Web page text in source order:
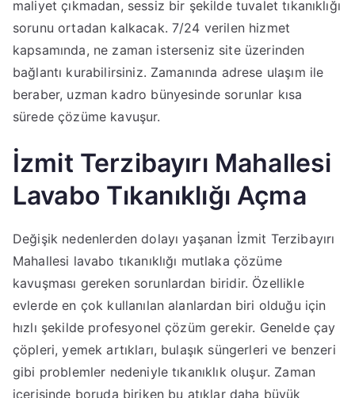
maliyet çıkmadan, sessiz bir şekilde tuvalet tıkanıklığı
sorunu ortadan kalkacak. 7/24 verilen hizmet
kapsamında, ne zaman isterseniz site üzerinden
bağlantı kurabilirsiniz. Zamanında adrese ulaşım ile
beraber, uzman kadro bünyesinde sorunlar kısa
sürede çözüme kavuşur.
İzmit Terzibayırı Mahallesi
Lavabo Tıkanıklığı Açma
Değişik nedenlerden dolayı yaşanan İzmit Terzibayırı
Mahallesi lavabo tıkanıklığı mutlaka çözüme
kavuşması gereken sorunlardan biridir. Özellikle
evlerde en çok kullanılan alanlardan biri olduğu için
hızlı şekilde profesyonel çözüm gerekir. Genelde çay
çöpleri, yemek artıkları, bulaşık süngerleri ve benzeri
gibi problemler nedeniyle tıkanıklık oluşur. Zaman
içerisinde boruda biriken bu atıklar daha büyük